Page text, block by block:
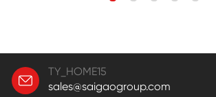
TY_HOME15
sales@saigaogroup.com